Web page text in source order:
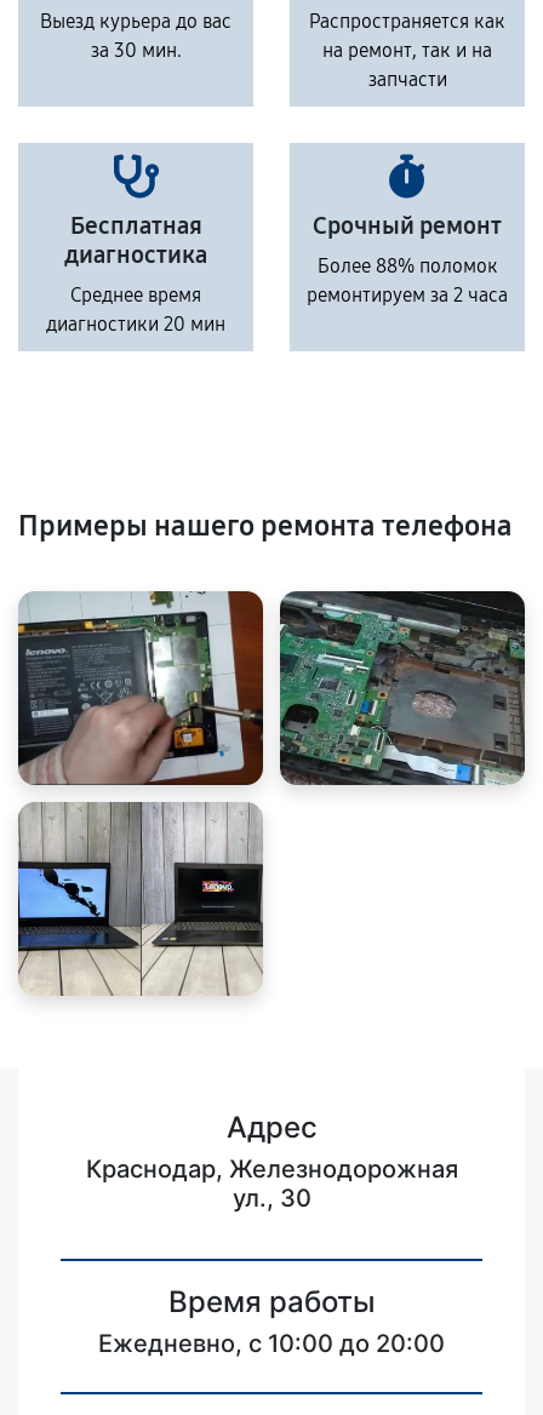
Выезд курьера до вас
за 30 мин.
Распространяется как
на ремонт, так и на
запчасти
Бесплатная
диагностика
Среднее время
диагностики 20 мин
Срочный ремонт
Более 88% поломок
ремонтируем за 2 часа
Примеры нашего ремонта телефона
Адрес
Краснодар, Железнодорожная
ул., 30
Время работы
Ежедневно, с 10:00 до 20:00